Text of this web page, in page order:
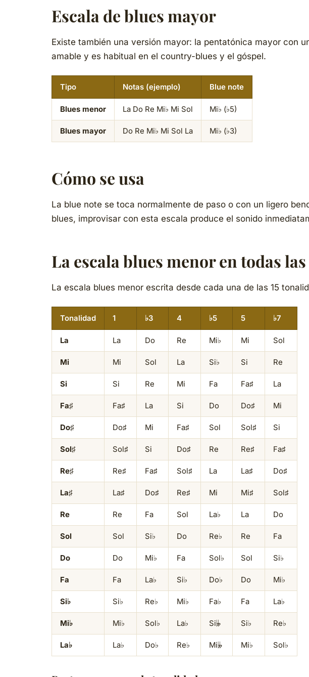
Escala de blues mayor
Existe también una versión mayor: la pentatónica mayor con
amable y es habitual en el country-blues y el góspel.
Tipo Notas (ejemplo) Blue note
Blues menor La Do Re Mi♭ Mi Sol Mi♭ (♭5)
Blues mayor Do Re Mi♭ Mi Sol La Mi♭ (♭3)
Cómo se usa
La blue note se toca normalmente de paso o con un ligero
blues, improvisar con esta escala produce el sonido
La escala blues menor en todas
La escala blues menor escrita desde cada una de las 15
Tonalidad 1 ♭3 4 ♭5 5 ♭7
La La Do Re Mi♭ Mi Sol
Mi Mi Sol La Si♭ Si Re
Si Si Re Mi Fa Fa♯ La
Fa♯ Fa♯ La Si Do Do♯ Mi
Do♯ Do♯ Mi Fa♯ Sol Sol♯ Si
Sol♯ Sol♯ Si Do♯ Re Re♯ Fa♯
Re♯ Re♯ Fa♯ Sol♯ La La♯ Do♯
La♯ La♯ Do♯ Re♯ Mi Mi♯ Sol♯
Re Re Fa Sol La♭ La Do
Sol Sol Si♭ Do Re♭ Re Fa
Do Do Mi♭ Fa Sol♭ Sol Si♭
Fa Fa La♭ Si♭ Do♭ Do Mi♭
Si♭ Si♭ Re♭ Mi♭ Fa♭ Fa La♭
Mi♭ Mi♭ Sol♭ La♭ Si𝄫 Si♭ Re♭
La♭ La♭ Do♭ Re♭ Mi𝄫 Mi♭ Sol♭